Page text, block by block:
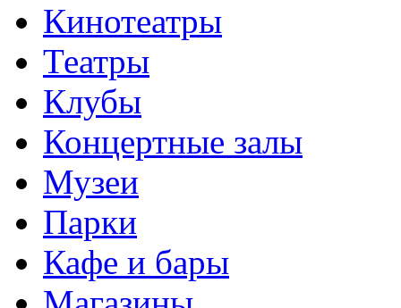
Кинотеатры
Театры
Клубы
Концертные залы
Музеи
Парки
Кафе и бары